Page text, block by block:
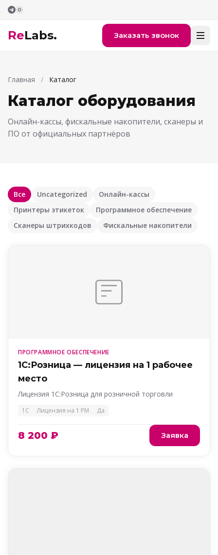
Перейти к содержимому
ReLabs. Заказать звонок
Главная / Каталог
Каталог оборудования
Онлайн-кассы, фискальные накопители, сканеры и
ПО от официальных партнёров
Все Uncategorized
Онлайн-кассы
Принтеры этикеток
Программное обеспечение
Сканеры штрихкодов
Фискальные накопители
ПРОГРАММНОЕ ОБЕСПЕЧЕНИЕ
1С:Розница — лицензия на 1 рабочее
место
Лицензия 1С:Розница для розничной торговли
1С Лицензия на 1 РМ Да
8 200 ₽ Заявка